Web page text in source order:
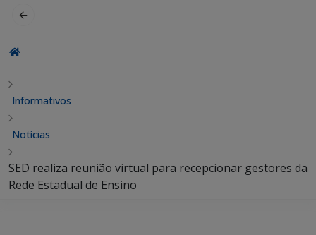
Informativos
Notícias
SED realiza reunião virtual para recepcionar gestores da
Rede Estadual de Ensino